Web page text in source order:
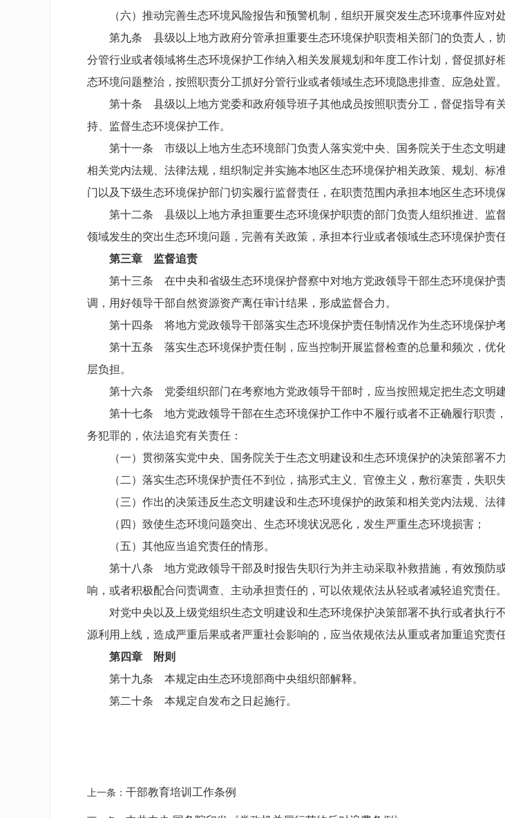
（六）推动完善生态环境风险报告和预警机制，组织开展突发生态环境事件应对处
第九条 县级以上地方政府分管承担重要生态环境保护职责相关部门的负责人，
分管行业或者领域将生态环境保护工作纳入相关发展规划和年度工作计划，督促抓
态环境问题整治，按照职责分工抓好分管行业或者领域生态环境隐患排查、应急处置。
第十条 县级以上地方党委和政府领导班子其他成员按照职责分工，督促指导有
持、监督生态环境保护工作。
第十一条 市级以上地方生态环境部门负责人落实党中央、国务院关于生态文明
相关党内法规、法律法规，组织制定并实施本地区生态环境保护相关政策、规划、
门以及下级生态环境保护部门切实履行监督责任，在职责范围内承担本地区生态环境
第十二条 县级以上地方承担重要生态环境保护职责的部门负责人组织推进、监
领域发生的突出生态环境问题，完善有关政策，承担本行业或者领域生态环境保护责任
第三章 监督追责
第十三条 在中央和省级生态环境保护督察中对地方党政领导干部生态环境保护
调，用好领导干部自然资源资产离任审计结果，形成监督合力。
第十四条 将地方党政领导干部落实生态环境保护责任制情况作为生态环境保护考
第十五条 落实生态环境保护责任制，应当控制开展监督检查的总量和频次，优
层负担。
第十六条 党委组织部门在考察地方党政领导干部时，应当按照规定把生态文明建
第十七条 地方党政领导干部在生态环境保护工作中不履行或者不正确履行职责
务犯罪的，依法追究有关责任：
（一）贯彻落实党中央、国务院关于生态文明建设和生态环境保护的决策部署不力
（二）落实生态环境保护责任不到位，搞形式主义、官僚主义，敷衍塞责，失职失
（三）作出的决策违反生态文明建设和生态环境保护的政策和相关党内法规、法律
（四）致使生态环境问题突出、生态环境状况恶化，发生严重生态环境损害；
（五）其他应当追究责任的情形。
第十八条 地方党政领导干部及时报告失职行为并主动采取补救措施，有效预防
响，或者积极配合问责调查、主动承担责任的，可以依规依法从轻或者减轻追究责任。
对党中央以及上级党组织生态文明建设和生态环境保护决策部署不执行或者执行
源利用上线，造成严重后果或者严重社会影响的，应当依规依法从重或者加重追究责任
第四章 附则
第十九条 本规定由生态环境部商中央组织部解释。
第二十条 本规定自发布之日起施行。
上一条： 干部教育培训工作条例